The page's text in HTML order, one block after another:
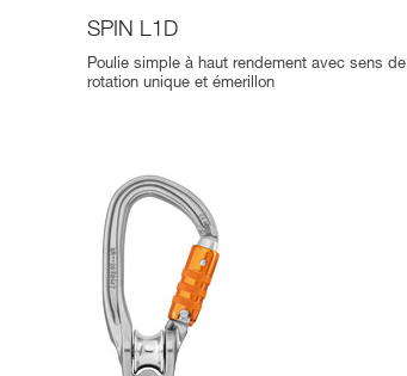
SPIN L1D
Poulie simple à haut rendement avec sens de
rotation unique et émerillon